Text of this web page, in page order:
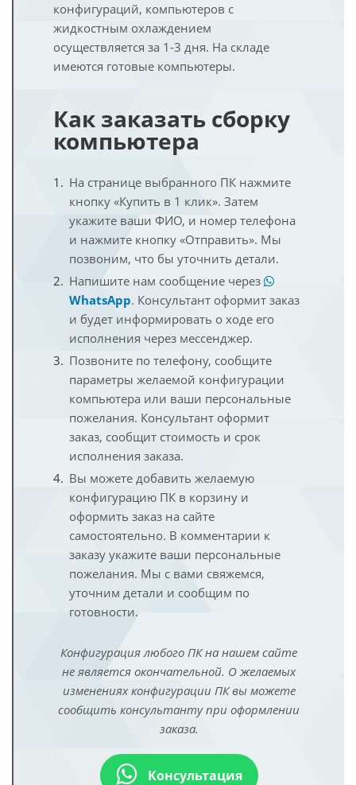
конфигураций, компьютеров с
жидкостным охлаждением
осуществляется за 1-3 дня. На складе
имеются готовые компьютеры.
Как заказать сборку
компьютера
На странице выбранного ПК нажмите
кнопку «Купить в 1 клик». Затем
укажите ваши ФИО, и номер телефона
и нажмите кнопку «Отправить». Мы
позвоним, что бы уточнить детали.
Напишите нам сообщение через
WhatsApp. Консультант оформит заказ
и будет информировать о ходе его
исполнения через мессенджер.
Позвоните по телефону, сообщите
параметры желаемой конфигурации
компьютера или ваши персональные
пожелания. Консультант оформит
заказ, сообщит стоимость и срок
исполнения заказа.
Вы можете добавить желаемую
конфигурацию ПК в корзину и
оформить заказ на сайте
самостоятельно. В комментарии к
заказу укажите ваши персональные
пожелания. Мы с вами свяжемся,
уточним детали и сообщим по
готовности.
Конфигурация любого ПК на нашем сайте
не является окончательной. О желаемых
изменениях конфигурации ПК вы можете
сообщить консультанту при оформлении
заказа.
Консультация